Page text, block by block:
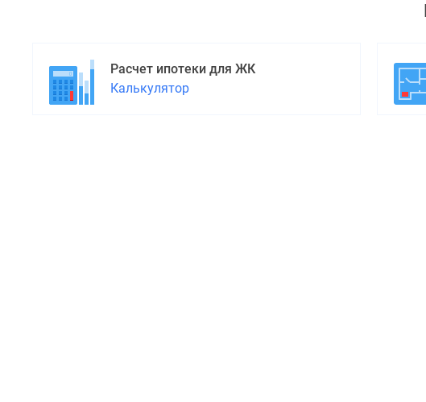
Расчет ипотеки для ЖК
Калькулятор